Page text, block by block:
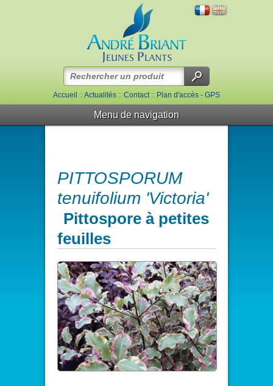
Accueil::Actualités::Contact::Plan d'accès - GPS
Menu de navigation
PITTOSPORUM
tenuifolium 'Victoria'
Pittospore à petites
feuilles